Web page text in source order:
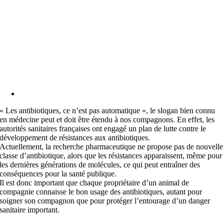
« Les antibiotiques, ce n’est pas automatique », le slogan bien connu
en médecine peut et doit être étendu à nos compagnons. En effet, les
autorités sanitaires françaises ont engagé un plan de lutte contre le
développement de résistances aux antibiotiques.
Actuellement, la recherche pharmaceutique ne propose pas de nouvelle
classe d’antibiotique, alors que les résistances apparaissent, même pour
les dernières générations de molécules, ce qui peut entraîner des
conséquences pour la santé publique.
Il est donc important que chaque propriétaire d’un animal de
compagnie connaisse le bon usage des antibiotiques, autant pour
soigner son compagnon que pour protéger l’entourage d’un danger
sanitaire important.